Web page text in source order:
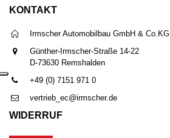
KONTAKT
Irmscher Automobilbau GmbH & Co.KG
Günther-Irmscher-Straße 14-22
D-73630 Remshalden
+49 (0) 7151 971 0
vertrieb_ec@irmscher.de
WIDERRUF